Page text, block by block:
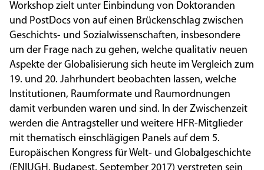
Workshop zielt unter Einbindung von Doktoranden
und PostDocs von auf einen Brückenschlag zwischen
Geschichts- und Sozialwissenschaften, insbesondere
um der Frage nach zu gehen, welche qualitativ neuen
Aspekte der Globalisierung sich heute im Vergleich zum
19. und 20. Jahrhundert beobachten lassen, welche
Institutionen, Raumformate und Raumordnungen
damit verbunden waren und sind. In der Zwischenzeit
werden die Antragsteller und weitere HFR-Mitglieder
mit thematisch einschlägigen Panels auf dem 5.
Europäischen Kongress für Welt- und Globalgeschichte